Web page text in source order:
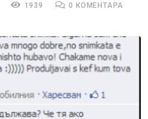
1939 0 КОМЕНТАРА